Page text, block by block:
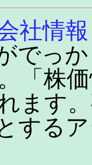
社情報
でっ
「株
ます
する